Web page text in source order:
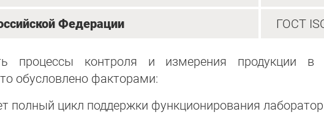
Федерации ГОСТ
процессы контроля и измерения продукции в
обусловлено факторами:
полный цикл поддержки функционирования